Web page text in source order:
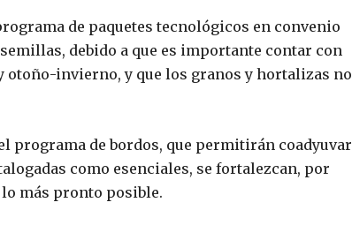
de paquetes tecnológicos en convenio
debido a que es importante contar con
invierno, y que los granos y hortalizas no
programa de bordos, que permitirán coadyuvar
como esenciales, se fortalezcan, por
más pronto posible.